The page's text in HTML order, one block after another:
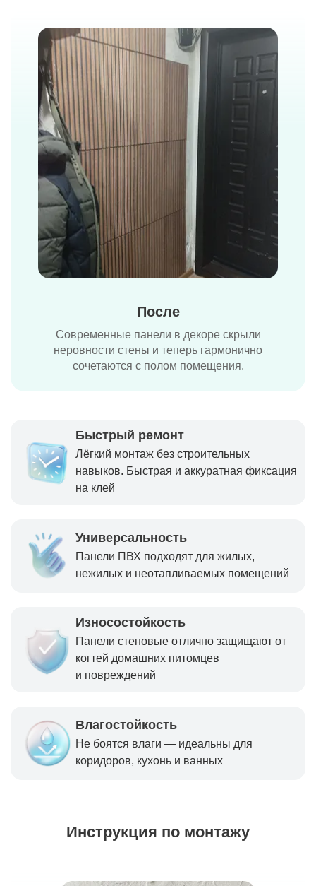
После
Современные панели в декоре скрыли
неровности стены и теперь гармонично
сочетаются с полом помещения.
Быстрый ремонт
Лёгкий монтаж без строительных
навыков. Быстрая и аккуратная фиксация
на клей
Универсальность
Панели ПВХ подходят для жилых,
нежилых и неотапливаемых помещений
Износостойкость
Панели стеновые отлично защищают от
когтей домашних питомцев
и повреждений
Влагостойкость
Не боятся влаги — идеальны для
коридоров, кухонь и ванных
Инструкция по монтажу